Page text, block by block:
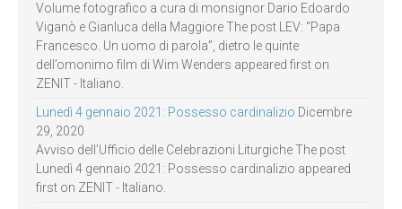
Volume fotografico a cura di monsignor Dario Edoardo
Viganò e Gianluca della Maggiore The post LEV: “Papa
Francesco. Un uomo di parola”, dietro le quinte
dell’omonimo film di Wim Wenders appeared first on
ZENIT - Italiano.
Lunedì 4 gennaio 2021: Possesso cardinalizio Dicembre
29, 2020
Avviso dell’Ufficio delle Celebrazioni Liturgiche The post
Lunedì 4 gennaio 2021: Possesso cardinalizio appeared
first on ZENIT - Italiano.